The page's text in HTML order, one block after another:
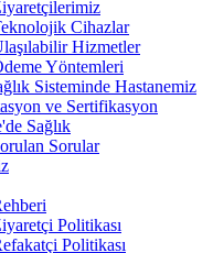
Cihazlar
Hizmetler
Yöntemleri
Sisteminde Hastanemiz
ve Sertifikasyon
Sağlık
Sorular
Politikası
Politikası